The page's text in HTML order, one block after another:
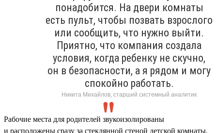
понадобится. На двери комнаты
есть пульт, чтобы позвать взрослого
или сообщить, что нужно выйти.
Приятно, что компания создала
условия, когда ребенку не скучно,
он в безопасности, а я рядом и могу
спокойно работать.
Никита Михайлов, старший системный аналитик
Рабочие места для родителей звукоизолированы
и расположены сразу за стеклянной стеной детской комнаты.